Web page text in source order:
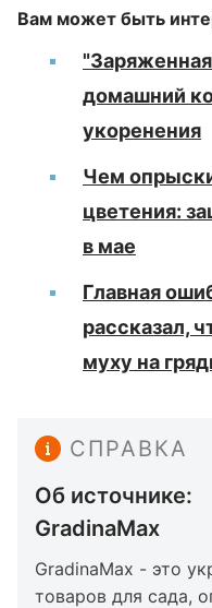
Вам может быть
домашний
укоренения
Чем
цветения:
в мае
Главная
рассказал,
муху на
СПРАВКА
Об источнике:
GradinaMax
GradinaMax - это
товаров для сада,